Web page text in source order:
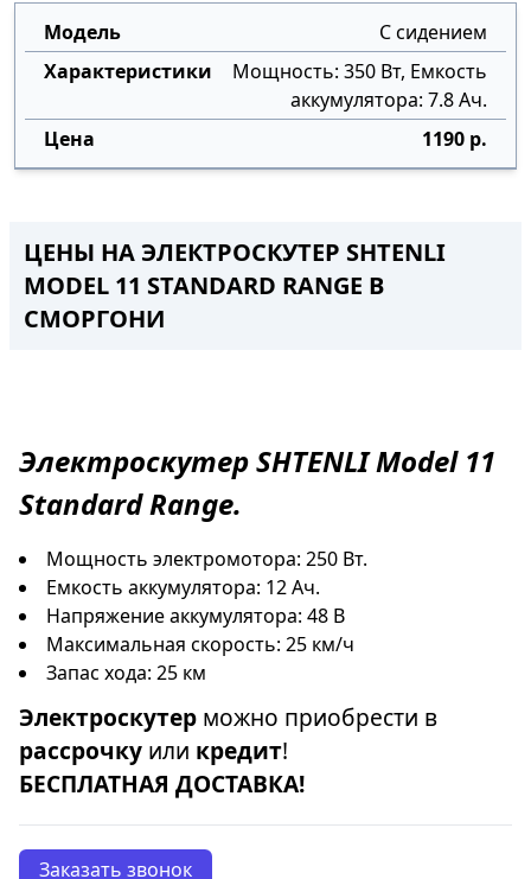
С сидением
Мощность: 350 Вт, Емкость
аккумулятора: 7.8 Ач.
1190 р.
ЦЕНЫ НА ЭЛЕКТРОСКУТЕР SHTENLI
MODEL 11 STANDARD RANGE В
СМОРГОНИ
ЭлектроскутерSHTENLIModel 11
Standard Range.
Мощность электромотора: 250 Вт.
Емкость аккумулятора: 12 Ач.
Напряжение аккумулятора: 48 В
Максимальная скорость: 25 км/ч
Запас хода: 25 км
Электроскутер можно приобрести в
рассрочку или кредит!
БЕСПЛАТНАЯ ДОСТАВКА!
Заказать звонок